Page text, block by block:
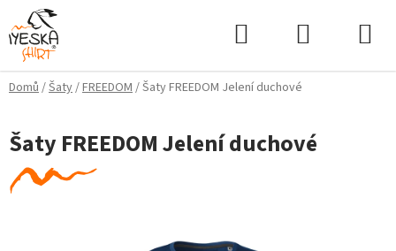
Přejít
na
obsah
Domů/Šaty/FREEDOM/Šaty FREEDOM Jelení duchové
Šaty FREEDOM Jelení duchové